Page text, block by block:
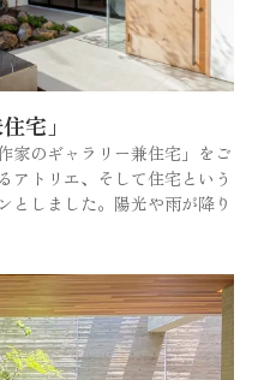
宅」
家のギャラリー兼住宅」をご
アトリエ、そして住宅という
としました。陽光や雨が降り